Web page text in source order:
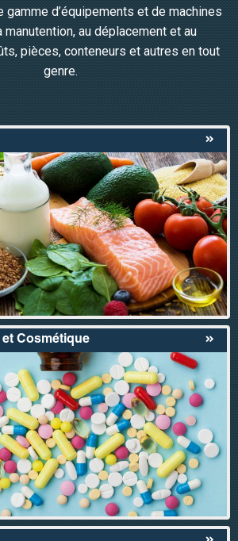
gamme d’équipements et de machines
au déplacement et au
pièces, conteneurs et autres en tout
genre.
Cosmétique